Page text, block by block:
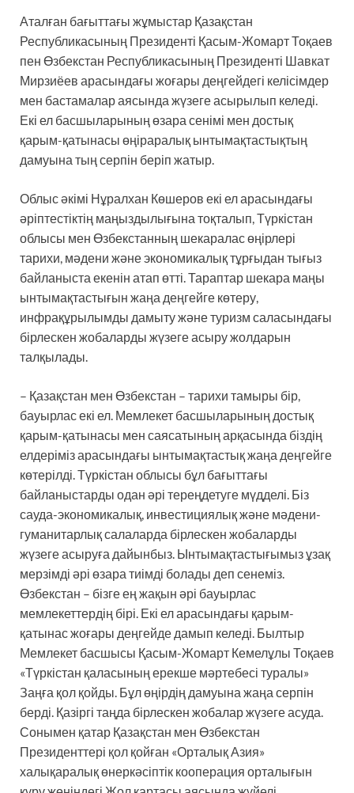
Аталған бағыттағы жұмыстар Қазақстан
Республикасының Президенті Қасым-Жомарт Тоқаев
пен Өзбекстан Республикасының Президенті Шавкат
Мирзиёев арасындағы жоғары деңгейдегі келісімдер
мен бастамалар аясында жүзеге асырылып келеді.
Екі ел басшыларының өзара сенімі мен достық
қарым-қатынасы өңіраралық ынтымақтастықтың
дамуына тың серпін беріп жатыр.
Облыс әкімі Нұралхан Көшеров екі ел арасындағы
әріптестіктің маңыздылығына тоқталып, Түркістан
облысы мен Өзбекстанның шекаралас өңірлері
тарихи, мәдени және экономикалық тұрғыдан тығыз
байланыста екенін атап өтті. Тараптар шекара маңы
ынтымақтастығын жаңа деңгейге көтеру,
инфрақұрылымды дамыту және туризм саласындағы
бірлескен жобаларды жүзеге асыру жолдарын
талқылады.
– Қазақстан мен Өзбекстан – тарихи тамыры бір,
бауырлас екі ел. Мемлекет басшыларының достық
қарым-қатынасы мен саясатының арқасында біздің
елдеріміз арасындағы ынтымақтастық жаңа деңгейге
көтерілді. Түркістан облысы бұл бағыттағы
байланыстарды одан әрі тереңдетуге мүдделі. Біз
сауда-экономикалық, инвестициялық және мәдени-
гуманитарлық салаларда бірлескен жобаларды
жүзеге асыруға дайынбыз. Ынтымақтастығымыз ұзақ
мерзімді әрі өзара тиімді болады деп сенеміз.
Өзбекстан – бізге ең жақын әрі бауырлас
мемлекеттердің бірі. Екі ел арасындағы қарым-
қатынас жоғары деңгейде дамып келеді. Былтыр
Мемлекет басшысы Қасым-Жомарт Кемелұлы Тоқаев
«Түркістан қаласының ерекше мәртебесі туралы»
Заңға қол қойды. Бұл өңірдің дамуына жаңа серпін
берді. Қазіргі таңда бірлескен жобалар жүзеге асуда.
Сонымен қатар Қазақстан мен Өзбекстан
Президенттері қол қойған «Орталық Азия»
халықаралық өнеркәсіптік кооперация орталығын